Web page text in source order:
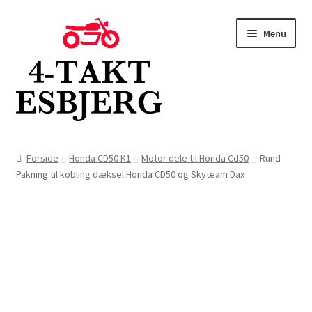
navigation
indhold
Menu
Butik
Forside Honda CD50 K1 Motor dele til Honda Cd50
Rund
Pakning til kobling dæksel Honda CD50 og Skyteam Dax